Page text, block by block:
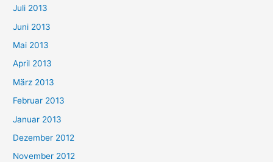
Juli 2013
Juni 2013
Mai 2013
April 2013
März 2013
Februar 2013
Januar 2013
Dezember 2012
November 2012